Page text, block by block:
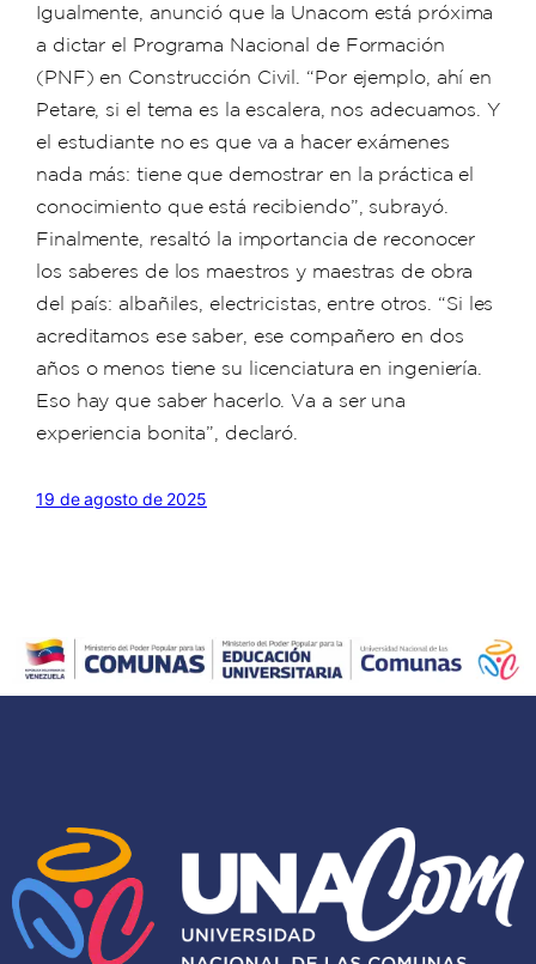
Igualmente, anunció que la Unacom está próxima
a dictar el Programa Nacional de Formación
(PNF) en Construcción Civil. “Por ejemplo, ahí en
Petare, si el tema es la escalera, nos adecuamos. Y
el estudiante no es que va a hacer exámenes
nada más: tiene que demostrar en la práctica el
conocimiento que está recibiendo”, subrayó.
Finalmente, resaltó la importancia de reconocer
los saberes de los maestros y maestras de obra
del país: albañiles, electricistas, entre otros. “Si les
acreditamos ese saber, ese compañero en dos
años o menos tiene su licenciatura en ingeniería.
Eso hay que saber hacerlo. Va a ser una
experiencia bonita”, declaró.
19 de agosto de 2025